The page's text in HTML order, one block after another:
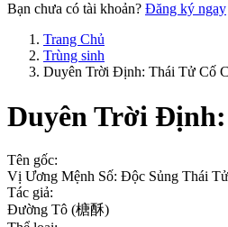
Bạn chưa có tài khoản? Đăng ký ngay
Trang Chủ
Trùng sinh
Duyên Trời Định: Thái Tử Cố
Duyên Trời
Tên gốc:
Vị Ương Mệnh Số: Độc Sủng Thái
Tác giả:
Đường Tô (榶酥)